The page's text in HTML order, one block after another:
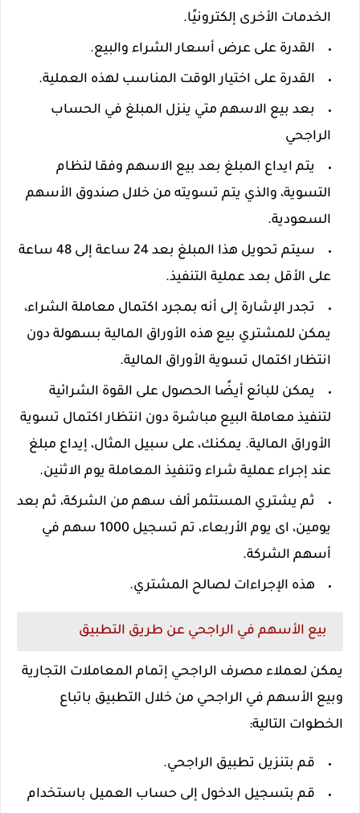
الخدمات الأخرى إلكترونيًا.
القدرة على عرض أسعار الشراء والبيع.
القدرة على اختيار الوقت المناسب لهذه العملية.
بعد بيع الاسهم متي ينزل المبلغ في الحساب
الراجحي
يتم ايداع المبلغ بعد بيع الاسهم وفقا لنظام
التسوية، والذي يتم تسويته من خلال صندوق الأسهم
السعودية.
سيتم تحويل هذا المبلغ بعد 24 ساعة إلى 48 ساعة
على الأقل بعد عملية التنفيذ.
تجدر الإشارة إلى أنه بمجرد اكتمال معاملة الشراء،
يمكن للمشتري بيع هذه الأوراق المالية بسهولة دون
انتظار اكتمال تسوية الأوراق المالية.
يمكن للبائع أيضًا الحصول على القوة الشرائية
لتنفيذ معاملة البيع مباشرة دون انتظار اكتمال تسوية
الأوراق المالية. يمكنك، على سبيل المثال، إيداع مبلغ
عند إجراء عملية شراء وتنفيذ المعاملة يوم الاثنين.
ثم يشتري المستثمر ألف سهم من الشركة، ثم بعد
يومين، اى يوم الأربعاء، تم تسجيل 1000 سهم في
أسهم الشركة.
هذه الإجراءات لصالح المشتري.
بيع الأسهم في الراجحي عن طريق التطبيق
يمكن لعملاء مصرف الراجحي إتمام المعاملات التجارية
وبيع الأسهم في الراجحي من خلال التطبيق باتباع
الخطوات التالية:
قم بتنزيل تطبيق الراجحي.
قم بتسجيل الدخول إلى حساب العميل باستخدام